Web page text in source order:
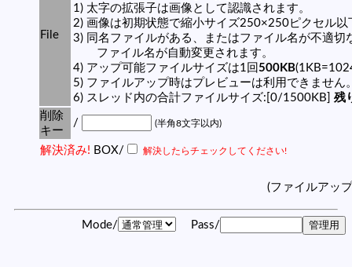
File
1) 太字の拡張子は画像として認識されます。
2) 画像は初期状態で縮小サイズ250×250ピクセル以
3) 同名ファイルがある、またはファイル名が不適切
ファイル名が自動変更されます。
4) アップ可能ファイルサイズは1回 500KB
5) ファイルアップ時はプレビューは利用できません
6) スレッド内の合計ファイルサイズ:[0/1500KB] 残
削除
キー
/ (半角8文字以内)
解決済み! BOX/ 解決したらチェックしてください!
(ファイルアッ
Mode/ Pass/